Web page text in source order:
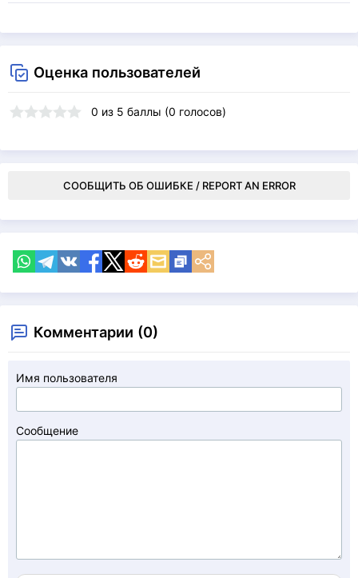
Оценка пользователей
0 из 5 баллы (0 голосов)
СООБЩИТЬ ОБ ОШИБКЕ / REPORT AN ERROR
Комментарии (0)
Имя пользователя
Сообщение